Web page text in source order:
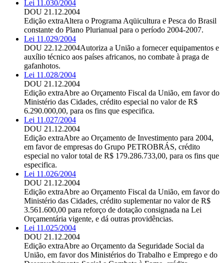
Lei 11.030/2004
DOU 21.12.2004
Edição extraAltera o Programa Aqüicultura e Pesca do Brasil
constante do Plano Plurianual para o período 2004-2007.
Lei 11.029/2004
DOU 22.12.2004Autoriza a União a fornecer equipamentos e
auxílio técnico aos países africanos, no combate à praga de
gafanhotos.
Lei 11.028/2004
DOU 21.12.2004
Edição extraAbre ao Orçamento Fiscal da União, em favor do
Ministério das Cidades, crédito especial no valor de R$
6.290.000,00, para os fins que especifica.
Lei 11.027/2004
DOU 21.12.2004
Edição extraAbre ao Orçamento de Investimento para 2004,
em favor de empresas do Grupo PETROBRÁS, crédito
especial no valor total de R$ 179.286.733,00, para os fins que
especifica.
Lei 11.026/2004
DOU 21.12.2004
Edição extraAbre ao Orçamento Fiscal da União, em favor do
Ministério das Cidades, crédito suplementar no valor de R$
3.561.600,00 para reforço de dotação consignada na Lei
Orçamentária vigente, e dá outras providências.
Lei 11.025/2004
DOU 21.12.2004
Edição extraAbre ao Orçamento da Seguridade Social da
União, em favor dos Ministérios do Trabalho e Emprego e do